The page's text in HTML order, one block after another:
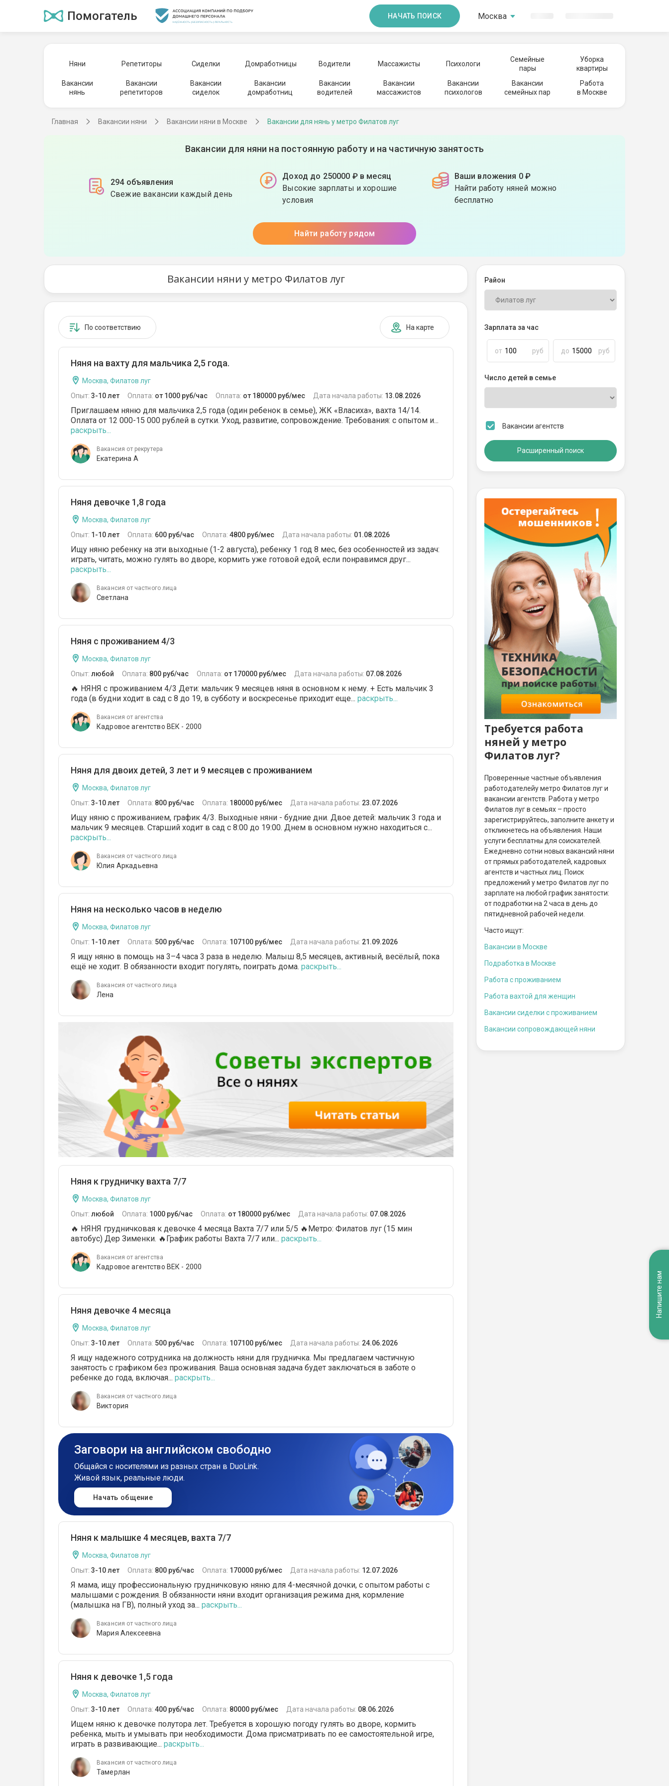
Помогатель НАЧАТЬ ПОИСК Москва
Няни Репетиторы Сиделки Домработницы Водители Массажисты Психологи
Семейные
пары
Уборка
квартиры
Вакансии
нянь
Вакансии
репетиторов
Вакансии
сиделок
Вакансии
домработниц
Вакансии
водителей
Вакансии
массажистов
Вакансии
психологов
Вакансии
семейных пар
Работа
в Москве
Главная Вакансии няни Вакансии няни в Москве Вакансии для нянь у метро Филатов луг
Вакансии для няни на постоянную работу и на частичную занятость
294 объявления
Свежие вакансии каждый день
Доход до 250000 ₽ в месяц
Высокие зарплаты и хорошие
условия
Ваши вложения 0 ₽
Найти работу няней можно
бесплатно
Найти работу рядом
Вакансии няни у метро Филатов луг
По соответствию На карте
Няня на вахту для мальчика 2,5 года.
Москва, Филатов луг
Опыт: 3-10 лет Оплата: от 1000 руб/час Оплата: от 180000 руб/мес Дата начала работы: 13.08.2026
Приглашаем няню для мальчика 2,5 года (один ребенок в семье), ЖК «Власиха», вахта 14/14.
Оплата от 12 000-15 000 рублей в сутки. Уход, развитие, сопровождение. Требования: с опытом и...
раскрыть...
Вакансия от рекрутера
Екатерина А
Няня девочке 1,8 года
Москва, Филатов луг
Опыт: 1-10 лет Оплата: 600 руб/час Оплата: 4800 руб/мес Дата начала работы: 01.08.2026
Ищу няню ребенку на эти выходные (1-2 августа), ребенку 1 год 8 мес, без особенностей из задач:
играть, читать, можно гулять во дворе, кормить уже готовой едой, если понравимся друг...
раскрыть...
Вакансия от частного лица
Светлана
Няня с проживанием 4/3
Москва, Филатов луг
Опыт: любой Оплата: 800 руб/час Оплата: от 170000 руб/мес Дата начала работы: 07.08.2026
🔥 НЯНЯ с проживанием 4/3 Дети: мальчик 9 месяцев няня в основном к нему. + Есть мальчик 3
года (в будни ходит в сад с 8 до 19, в субботу и воскресенье приходит еще... раскрыть...
Вакансия от агентства
Кадровое агентство ВЕК - 2000
Няня для двоих детей, 3 лет и 9 месяцев с проживанием
Москва, Филатов луг
Опыт: 3-10 лет Оплата: 800 руб/час Оплата: 180000 руб/мес Дата начала работы: 23.07.2026
Ищу няню с проживанием, график 4/3. Выходные няни - будние дни. Двое детей: мальчик 3 года и
мальчик 9 месяцев. Старший ходит в сад с 8:00 до 19:00. Днем в основном нужно находиться с...
раскрыть...
Вакансия от частного лица
Юлия Аркадьевна
Няня на несколько часов в неделю
Москва, Филатов луг
Опыт: 1-10 лет Оплата: 500 руб/час Оплата: 107100 руб/мес Дата начала работы: 21.09.2026
Я ищу няню в помощь на 3–4 часа 3 раза в неделю. Малыш 8,5 месяцев, активный, весёлый, пока
ещё не ходит. В обязанности входит погулять, поиграть дома. раскрыть...
Вакансия от частного лица
Лена
Няня к грудничку вахта 7/7
Москва, Филатов луг
Опыт: любой Оплата: 1000 руб/час Оплата: от 180000 руб/мес Дата начала работы: 07.08.2026
🔥 НЯНЯ грудничковая к девочке 4 месяца Вахта 7/7 или 5/5 🔥Метро: Филатов луг (15 мин
автобус) Дер Зименки. 🔥График работы Вахта 7/7 или... раскрыть...
Вакансия от агентства
Кадровое агентство ВЕК - 2000
Няня девочке 4 месяца
Москва, Филатов луг
Опыт: 3-10 лет Оплата: 500 руб/час Оплата: 107100 руб/мес Дата начала работы: 24.06.2026
Я ищу надежного сотрудника на должность няни для грудничка. Мы предлагаем частичную
занятость с графиком без проживания. Ваша основная задача будет заключаться в заботе о
ребенке до года, включая... раскрыть...
Вакансия от частного лица
Виктория
Заговори на английском свободно
Общайся с носителями из разных стран в DuoLink.
Живой язык, реальные люди.
Начать общение
Няня к малышке 4 месяцев, вахта 7/7
Москва, Филатов луг
Опыт: 3-10 лет Оплата: 800 руб/час Оплата: 170000 руб/мес Дата начала работы: 12.07.2026
Я мама, ищу профессиональную грудничковую няню для 4-месячной дочки, с опытом работы с
малышами с рождения. В обязанности няни входит организация режима дня, кормление
(малышка на ГВ), полный уход за... раскрыть...
Вакансия от частного лица
Мария Алексеевна
Няня к девочке 1,5 года
Москва, Филатов луг
Опыт: 3-10 лет Оплата: 400 руб/час Оплата: 80000 руб/мес Дата начала работы: 08.06.2026
Ищем няню к девочке полутора лет. Требуется в хорошую погоду гулять во дворе, кормить
ребенка, мыть и умывать при необходимости. Дома присматривать по ее самостоятельной игре,
играть в развивающие... раскрыть...
Вакансия от частного лица
Тамерлан
Район
Зарплата за час
от руб до руб
Число детей в семье
Вакансии агентств
Расширенный поиск
Требуется работа
няней у метро
Филатов луг?
Проверенные частные объявления
работодателейу метро Филатов луг и
вакансии агентств. Работа у метро
Филатов луг в семьях – просто
зарегистрируйтесь, заполните анкету и
откликнетесь на объявления. Наши
услуги бесплатны для соискателей.
Ежедневно сотни новых вакансий няни
от прямых работодателей, кадровых
агентств и частных лиц. Поиск
предложений у метро Филатов луг по
зарплате на любой график занятости:
от подработки на 2 часа в день до
пятидневной рабочей недели.
Часто ищут:
Вакансии в Москве
Подработка в Москве
Работа с проживанием
Работа вахтой для женщин
Вакансии сиделки с проживанием
Вакансии сопровождающей няни
Напишите нам